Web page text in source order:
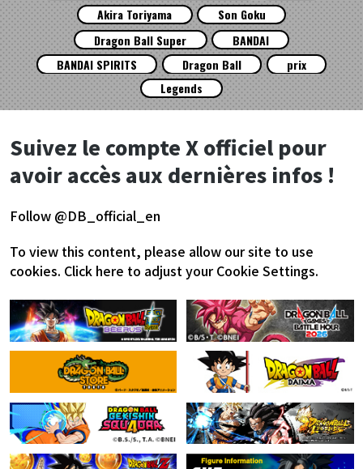
Akira Toriyama
Son Goku
Dragon Ball Super
BANDAI
BANDAI SPIRITS
Dragon Ball
prix
Legends
Suivez le compte X officiel pour
avoir accès aux dernières infos !
Follow @DB_official_en
To view this content, please allow our site to use
cookies. Click here to adjust your Cookie Settings.